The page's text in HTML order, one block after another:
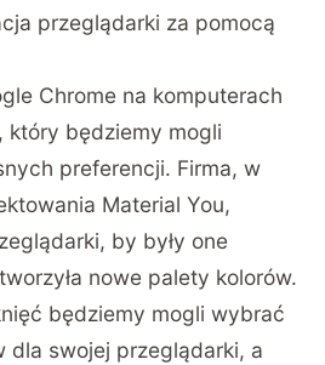
przeglądarki za pomocą
Chrome na komputerach
będziemy mogli
preferencji. Firma, w
Material You,
by były one
nowe palety kolorów.
będziemy mogli wybrać
dla swojej przeglądarki, a